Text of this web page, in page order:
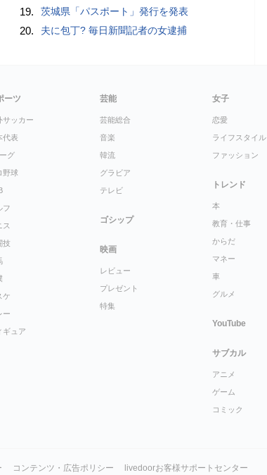
19. 茨城県「パスポート」発行を発表
20. 夫に包丁? 毎日新聞記者の女逮捕
ーツ
サッカー
代表
グ
野球
フ
ス
技
ケ
ー
ギュア
芸能
芸能総合
音楽
韓流
グラビア
テレビ
ゴシップ
映画
レビュー
プレゼント
特集
女子
恋愛
ライフスタイル
ファッション
トレンド
本
教育・仕事
からだ
マネー
車
グルメ
YouTube
サブカル
アニメ
ゲーム
コミック
コンテンツ・広告ポリシー livedoorお客様サポートセンター